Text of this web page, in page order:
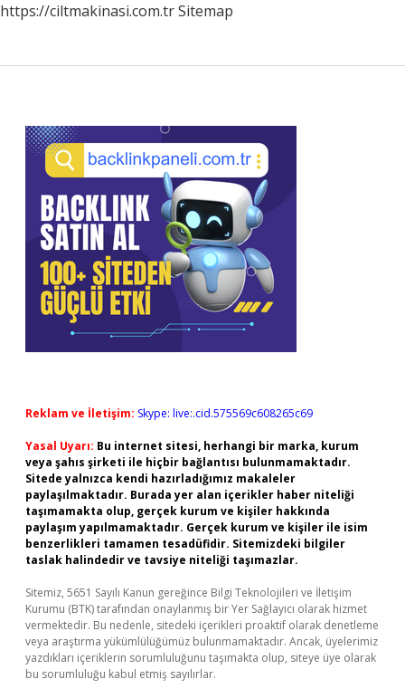
https://ciltmakinasi.com.trSitemap
Sidebar
Reklam ve İletişim: Skype: live:.cid.575569c608265c69
Yasal Uyarı: Bu internet sitesi, herhangi bir marka, kurum
veya şahıs şirketi ile hiçbir bağlantısı bulunmamaktadır.
Sitede yalnızca kendi hazırladığımız makaleler
paylaşılmaktadır. Burada yer alan içerikler haber niteliği
taşımamakta olup, gerçek kurum ve kişiler hakkında
paylaşım yapılmamaktadır. Gerçek kurum ve kişiler ile isim
benzerlikleri tamamen tesadüfidir. Sitemizdeki bilgiler
taslak halindedir ve tavsiye niteliği taşımazlar.
Sitemiz, 5651 Sayılı Kanun gereğince Bilgi Teknolojileri ve İletişim
Kurumu (BTK) tarafından onaylanmış bir Yer Sağlayıcı olarak hizmet
vermektedir. Bu nedenle, sitedeki içerikleri proaktif olarak denetleme
veya araştırma yükümlülüğümüz bulunmamaktadır. Ancak, üyelerimiz
yazdıkları içeriklerin sorumluluğunu taşımakta olup, siteye üye olarak
bu sorumluluğu kabul etmiş sayılırlar.